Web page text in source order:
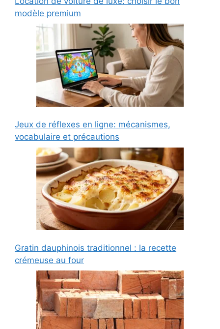
modèle premium
Jeux de réflexes en ligne: mécanismes,
vocabulaire et précautions
Gratin dauphinois traditionnel : la recette
crémeuse au four